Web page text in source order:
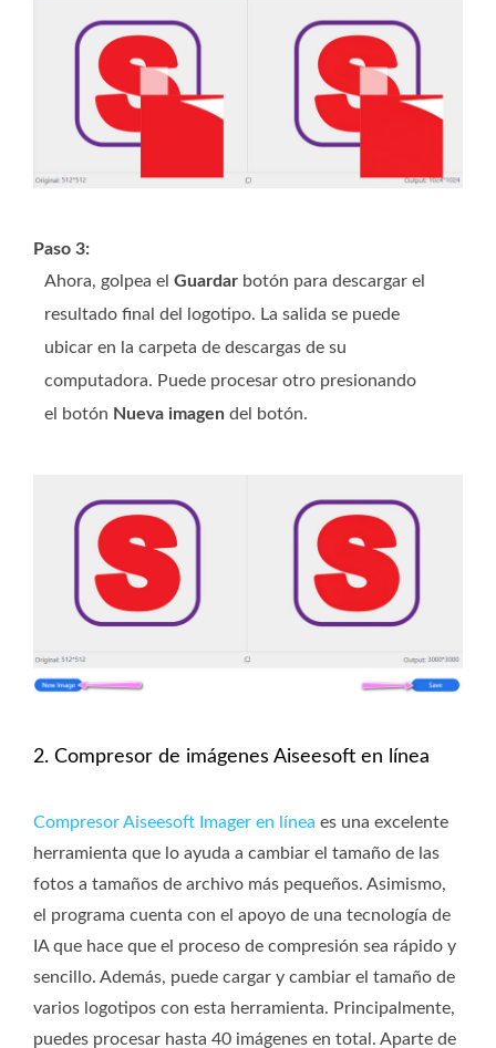
Paso 3:
Ahora, golpea el Guardar botón para descargar el
resultado final del logotipo. La salida se puede
ubicar en la carpeta de descargas de su
computadora. Puede procesar otro presionando
el botón Nueva imagen del botón.
2. Compresor de imágenes Aiseesoft en línea
Compresor Aiseesoft Imager en línea es una excelente
herramienta que lo ayuda a cambiar el tamaño de las
fotos a tamaños de archivo más pequeños. Asimismo,
el programa cuenta con el apoyo de una tecnología de
IA que hace que el proceso de compresión sea rápido y
sencillo. Además, puede cargar y cambiar el tamaño de
varios logotipos con esta herramienta. Principalmente,
puedes procesar hasta 40 imágenes en total. Aparte de